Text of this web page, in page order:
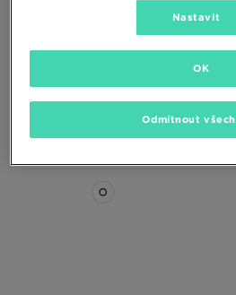
1290 Kč 2190 Kč
Nastavit
Odmítnout
OK